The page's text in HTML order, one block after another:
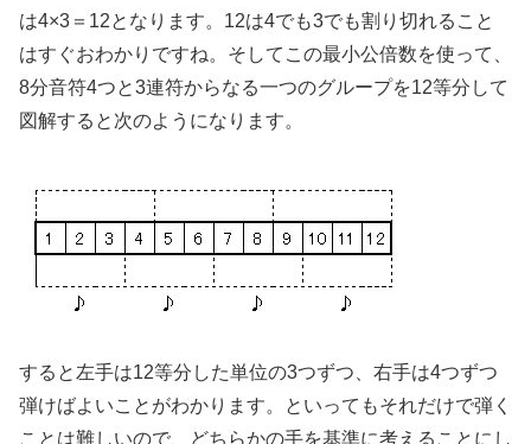
は4×3＝12となります。12は4でも3でも割り切れること
はすぐおわかりですね。そしてこの最小公倍数を使って、
8分音符4つと3連符からなる一つのグループを12等分して
図解すると次のようになります。
すると左手は12等分した単位の3つずつ、右手は4つずつ
弾けばよいことがわかります。といってもそれだけで弾く
ことは難しいので、どちらかの手を基準に考えることにし